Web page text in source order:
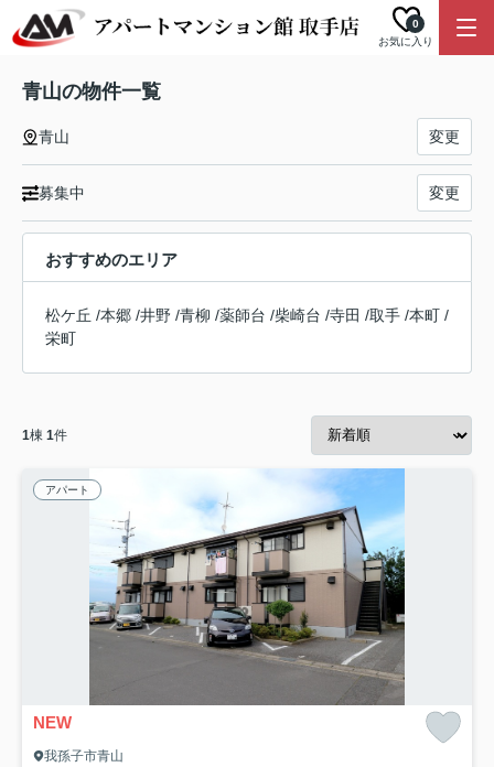
お気に入り
0
青山の物件一覧
青山 変更
募集中 変更
おすすめのエリア
松ケ丘 /本郷 /井野 /青柳 /薬師台 /柴崎台 /寺田 /取手 /本町 /
栄町
1棟 1件
アパート
NEW
我孫子市青山